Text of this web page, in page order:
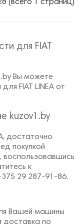
(всего 1 страниц)
для FIAT
Вы можете
FIAT LINEA от
kuzov1.by
достаточно
покупкой
воспользовавшись
к
29 287-91-86.
Вашей машины
доставка по